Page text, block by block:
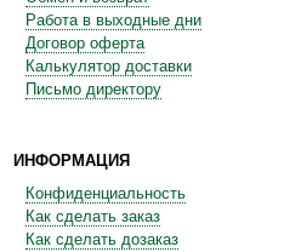
Работа в выходные дни
Договор оферта
Калькулятор доставки
Письмо директору
ИНФОРМАЦИЯ
Конфиденциальность
Как сделать заказ
Как сделать дозаказ